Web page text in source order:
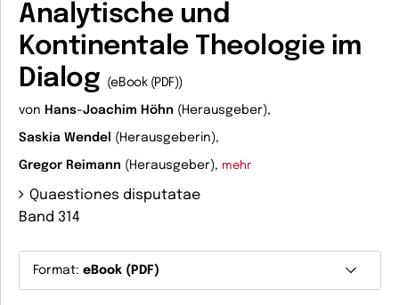
Analytische und
Kontinentale Theologie im
Dialog
(eBook (PDF))
von Hans-Joachim Höhn (Herausgeber),
Saskia Wendel (Herausgeberin),
Gregor Reimann (Herausgeber), mehr
Quaestiones disputatae
Band 314
Format: eBook (PDF)